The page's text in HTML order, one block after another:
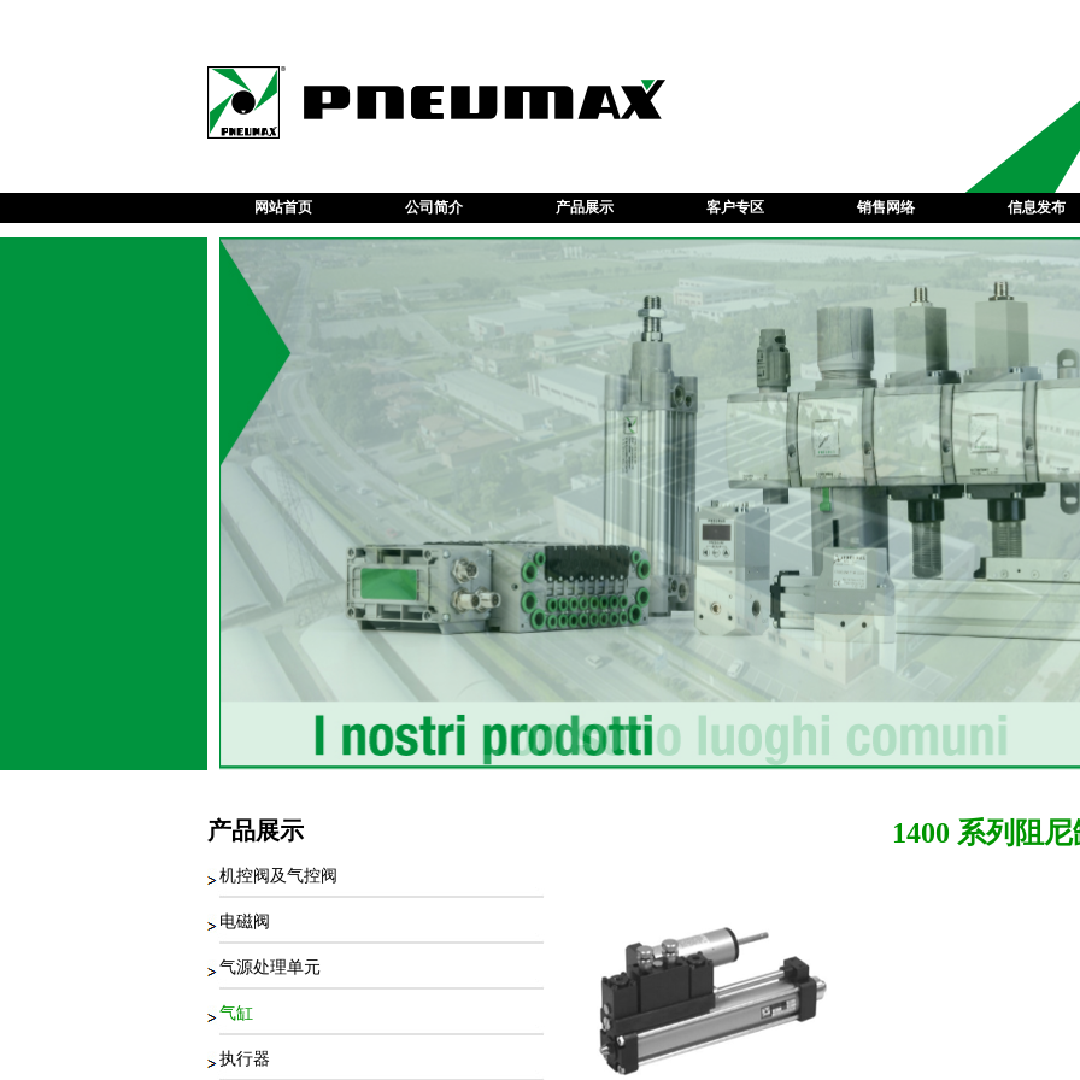
网站首页 公司简介 产品展示 客户专区 销售网络 信息发布
1400 系列阻尼
产品展示
机控阀及气控阀
电磁阀
气源处理单元
气缸
执行器